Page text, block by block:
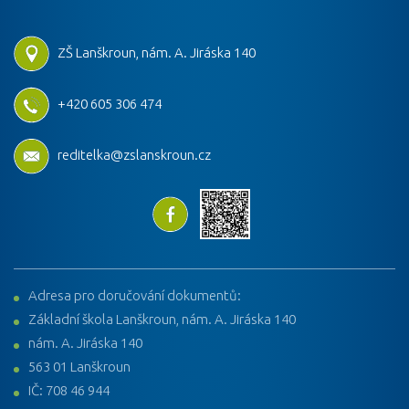
ZŠ Lanškroun, nám. A. Jiráska 140
+420 605 306 474
reditelka@zslanskroun.cz
Adresa pro doručování dokumentů:
Základní škola Lanškroun, nám. A. Jiráska 140
nám. A. Jiráska 140
563 01 Lanškroun
IČ: 708 46 944